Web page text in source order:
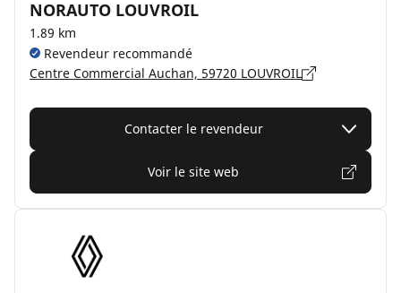
NORAUTO LOUVROIL
1.89 km
Revendeur recommandé
Centre Commercial Auchan, 59720 LOUVROIL
Contacter le revendeur
Voir le site web